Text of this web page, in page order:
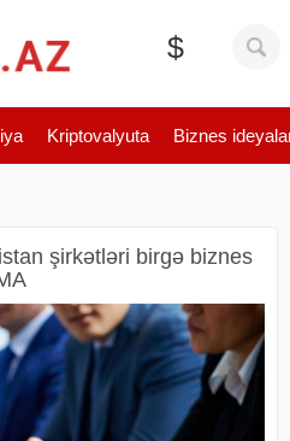
$
Kriptovalyuta Biznes
şirkətləri birgə biznes